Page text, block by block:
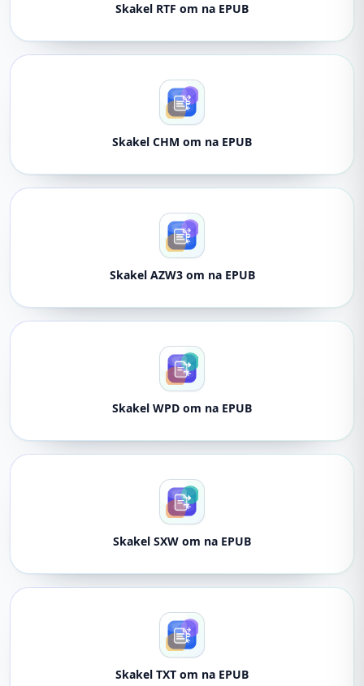
Skakel RTF om na EPUB
Skakel CHM om na EPUB
Skakel AZW3 om na EPUB
Skakel WPD om na EPUB
Skakel SXW om na EPUB
Skakel TXT om na EPUB